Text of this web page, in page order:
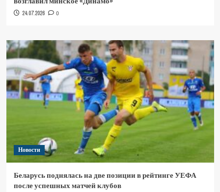
24.07.2026 0
Новости
Беларусь поднялась на две позиции в рейтинге УЕФА
после успешных матчей клубов